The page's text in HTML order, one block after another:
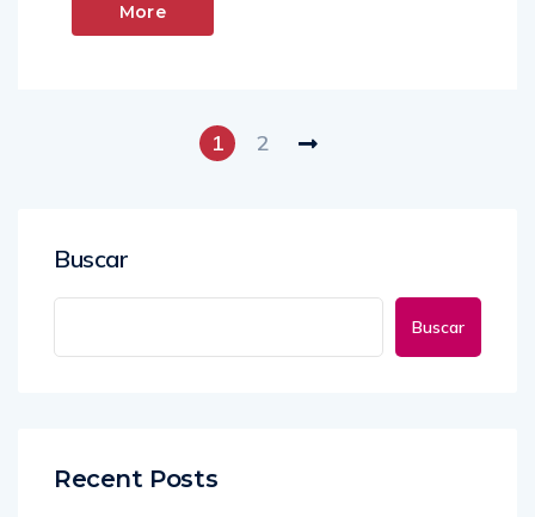
More
1 2
Buscar
Buscar
Recent Posts